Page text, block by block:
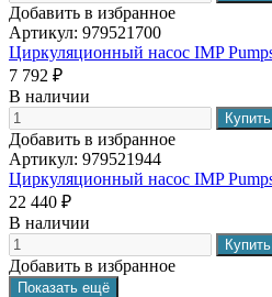
Добавить в избранное
Артикул: 979521700
Циркуляционный насос IMP
7 792 ₽
В наличии
Добавить в избранное
Артикул: 979521944
Циркуляционный насос IMP
22 440 ₽
В наличии
Добавить в избранное